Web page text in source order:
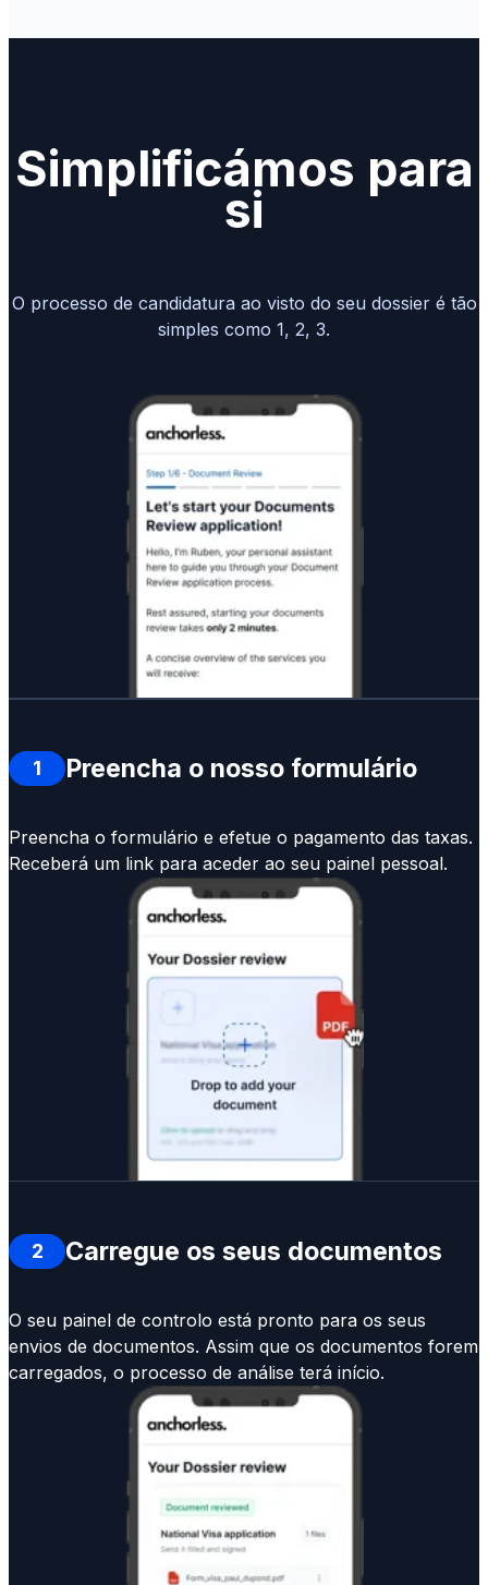
Simplificámos para
si
O processo de candidatura ao visto do seu dossier é tão
simples como 1, 2, 3.
1 Preencha o nosso formulário
Preencha o formulário e efetue o pagamento das taxas.
Receberá um link para aceder ao seu painel pessoal.
2 Carregue os seus documentos
O seu painel de controlo está pronto para os seus
envios de documentos. Assim que os documentos forem
carregados, o processo de análise terá início.